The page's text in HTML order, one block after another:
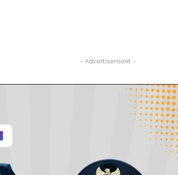
- Advertisement -